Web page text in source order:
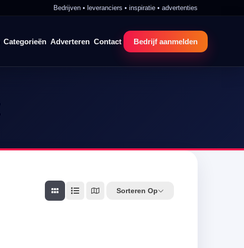
Bedrijven • leveranciers • inspiratie • advertenties
Categorieën Adverteren Contact Bedrijf aanmelden
Sorteren Op